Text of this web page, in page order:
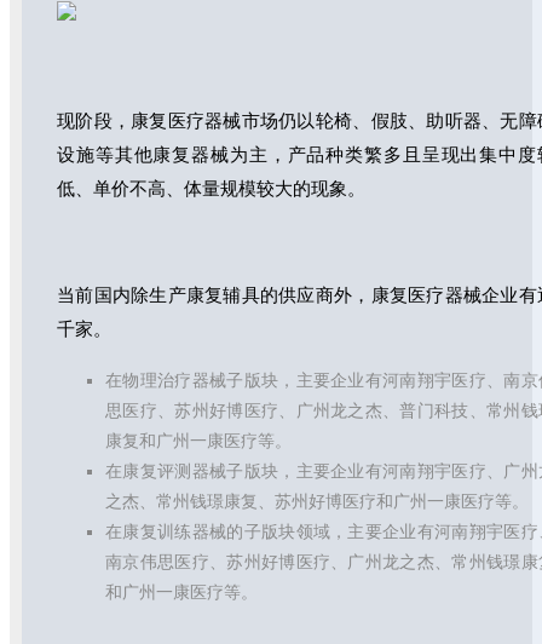
现阶段，康复医疗器械市场仍以轮椅、假肢、助听器、无障
设施等其他康复器械为主，产品种类繁多且呈现出集中度
低、单价不高、体量规模较大的现象。
当前国内除生产康复辅具的供应商外，康复医疗器械企业有
千家。
在物理治疗器械子版块，主要企业有河南翔宇医疗、南京
思医疗、苏州好博医疗、广州龙之杰、普门科技、常州钱
康复和广州一康医疗等。
在康复评测器械子版块，主要企业有河南翔宇医疗、广州
之杰、常州钱璟康复、苏州好博医疗和广州一康医疗等。
在康复训练器械的子版块领域，主要企业有河南翔宇医疗
南京伟思医疗、苏州好博医疗、广州龙之杰、常州钱璟康
和广州一康医疗等。